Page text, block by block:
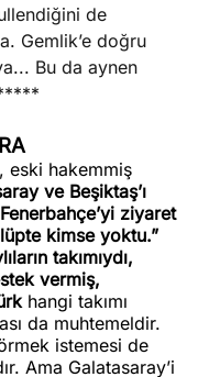
de
Gemlik’e doğru
Bu da aynen
eski hakemmiş
ve Beşiktaş’ı
ziyaret
kimse yoktu.”
takımıydı,
vermiş,
hangi takımı
da muhtemeldir.
istemesi de
Ama Galatasaray’i